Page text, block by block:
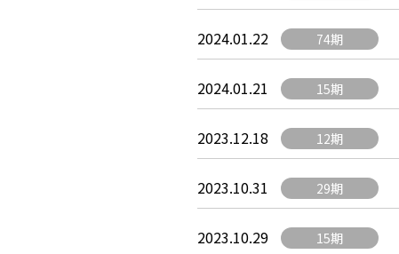
2024.01.22 74期
2024.01.21 15期
2023.12.18 12期
2023.10.31 29期
2023.10.29 15期